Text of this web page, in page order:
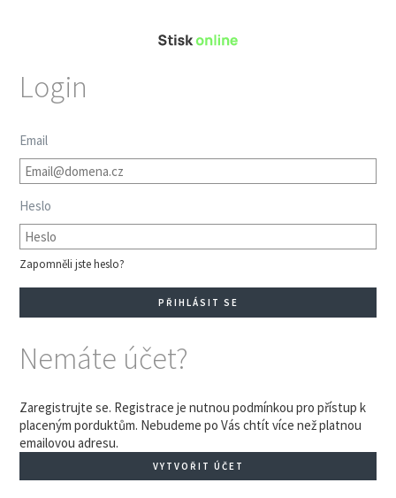
Login
Email
Heslo
Zapomněli jste heslo?
Nemáte účet?
Zaregistrujte se. Registrace je nutnou podmínkou pro přístup k
placeným porduktům. Nebudeme po Vás chtít více než platnou
emailovou adresu.
VYTVOŘIT ÚČET